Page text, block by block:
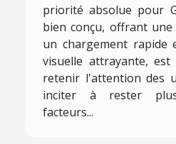
priorité absolue pour
bien conçu, offrant
un chargement rapide
visuelle attrayante,
retenir l'attention des
inciter à rester
facteurs...